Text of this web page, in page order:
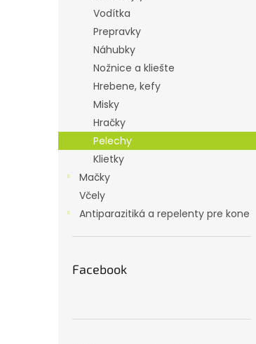
Vodítka
Prepravky
Náhubky
Nožnice a kliešte
Hrebene, kefy
Misky
Hračky
Pelechy
Klietky
Mačky
Včely
Antiparazitiká a repelenty pre kone
Facebook